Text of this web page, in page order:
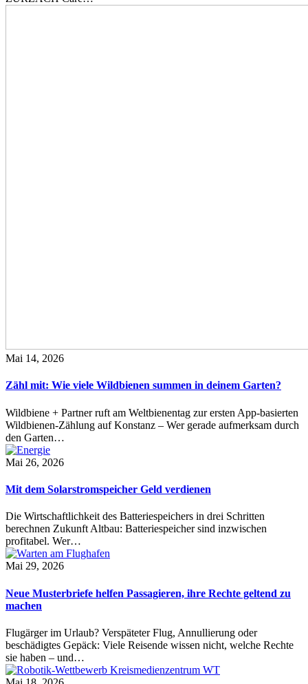
Mai 14, 2026
Zähl mit: Wie viele Wildbienen summen in deinem Garten?
Wildbiene + Partner ruft am Weltbienentag zur ersten App-basierten
Wildbienen-Zählung auf Konstanz – Wer gerade aufmerksam durch
den Garten…
Mai 26, 2026
Mit dem Solarstromspeicher Geld verdienen
Die Wirtschaftlichkeit des Batteriespeichers in drei Schritten
berechnen Zukunft Altbau: Batteriespeicher sind inzwischen
profitabel. Wer…
Mai 29, 2026
Neue Musterbriefe helfen Passagieren, ihre Rechte geltend zu
machen
Flugärger im Urlaub? Verspäteter Flug, Annullierung oder
beschädigtes Gepäck: Viele Reisende wissen nicht, welche Rechte
sie haben – und…